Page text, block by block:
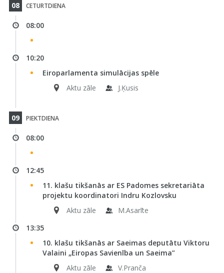
08 CETURTDIENA
08:00
10:20
Eiroparlamenta simulācijas spēle
Aktu zāle
J.Ķusis
09 PIEKTDIENA
08:00
12:45
11. klašu tikšanās ar ES Padomes sekretariāta
projektu koordinatori Indru Kozlovsku
Aktu zāle
M.Asarīte
13:35
10. klašu tikšanās ar Saeimas deputātu Viktoru
Valaini „Eiropas Savienība un Saeima”
Aktu zāle
V.Pranča